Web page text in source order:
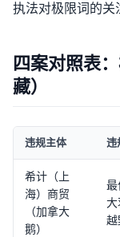
执法对极限词的关
四案对照表
藏）
违规主体 违
希计（上
海）商贸
（加拿大
鹅）
最
大
越